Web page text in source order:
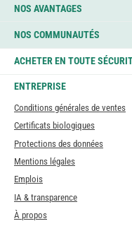
NOS AVANTAGES
NOS COMMUNAUTÉS
ACHETER EN TOUTE
ENTREPRISE
Conditions générales de ventes
Certificats biologiques
Protections des données
Mentions légales
Emplois
IA & transparence
À propos